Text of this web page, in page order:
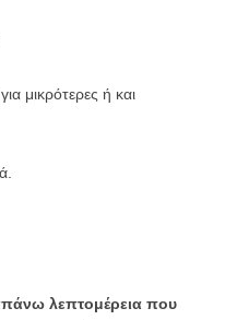
μικρότερες ή και
λεπτομέρεια που